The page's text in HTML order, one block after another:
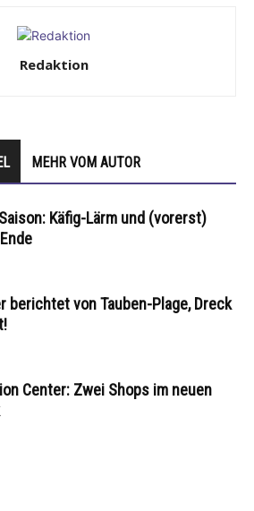
Redaktion
MEHR VOM AUTOR
Käfig-Lärm und (vorerst)
berichtet von Tauben-Plage, Dreck
Center: Zwei Shops im neuen